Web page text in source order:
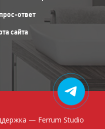
ответ
сайта
— Ferrum Studio